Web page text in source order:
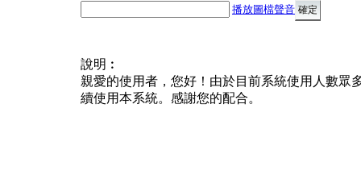
播放圖檔聲音
說明︰
親愛的使用者，您好！由於目前系統使用人數眾
續使用本系統。感謝您的配合。